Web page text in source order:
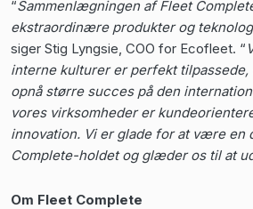
“Sammenlægningen af Fleet
ekstraordinære produkter og
siger Stig Lyngsie, COO for Ecofleet. “
interne kulturer er perfekt tilpassede,
opnå større succes på den
vores virksomheder er
innovation. Vi er glade for at være en
Complete-holdet og glæder os til at
Om Fleet Complete